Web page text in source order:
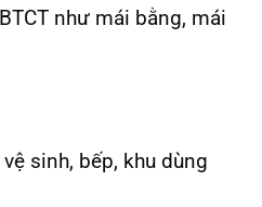
như mái bằng, mái
sinh, bếp, khu dùng